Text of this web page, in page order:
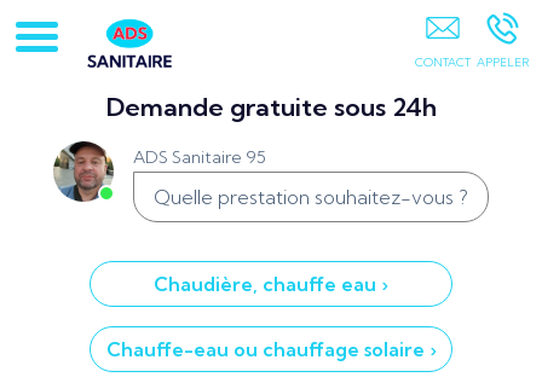
Demande gratuite sous 24h
ADS Sanitaire 95
Quelle prestation souhaitez-vous ?
Chaudière, chauffe eau ›
Chauffe-eau ou chauffage solaire ›